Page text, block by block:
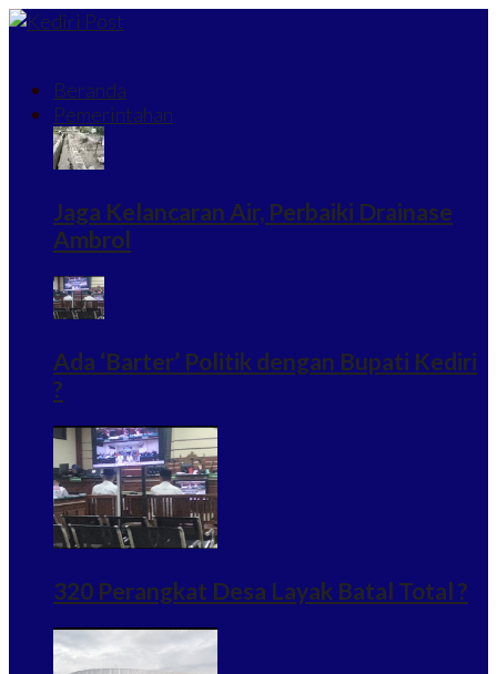
Beranda
Pemerintahan
Jaga Kelancaran Air, Perbaiki Drainase
Ambrol
Ada ‘Barter’ Politik dengan Bupati Kediri
?
320 Perangkat Desa Layak Batal Total ?